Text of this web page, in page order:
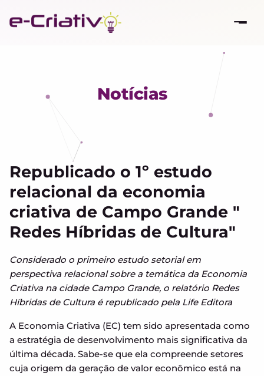
Notícias
Republicado o 1º estudo
relacional da economia
criativa de Campo Grande "
Redes Híbridas de Cultura"
Considerado o primeiro estudo setorial em
perspectiva relacional sobre a temática da Economia
Criativa na cidade Campo Grande, o relatório Redes
Híbridas de Cultura é republicado pela Life Editora
A Economia Criativa (EC) tem sido apresentada como
a estratégia de desenvolvimento mais significativa da
última década. Sabe-se que ela compreende setores
cuja origem da geração de valor econômico está na